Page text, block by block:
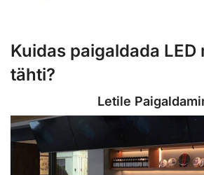
Kuidas paigaldada LED
tähti?
Letile